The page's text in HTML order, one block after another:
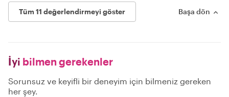
Tüm 11 değerlendirmeyi göster Başa dön
İyi bilmen gerekenler
Sorunsuz ve keyifli bir deneyim için bilmeniz gereken
her şey.